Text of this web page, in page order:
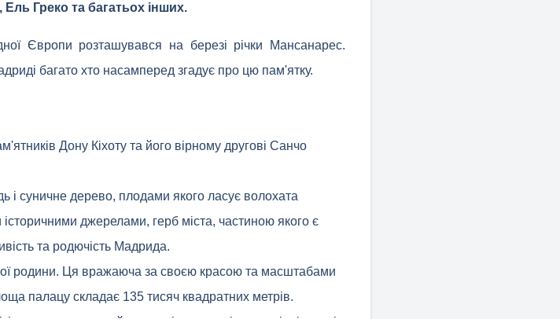
Греко та багатьох інших.
Європи розташувався на березі річки Мансанарес.
багато хто насамперед згадує про цю пам'ятку.
Дону Кіхоту та його вірному другові Санчо
суничне дерево, плодами якого ласує волохата
джерелами, герб міста, частиною якого є
та родючість Мадрида.
родини. Ця вражаюча за своєю красою та масштабами
палацу складає 135 тисяч квадратних метрів.